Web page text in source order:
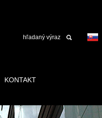
KONTAKT